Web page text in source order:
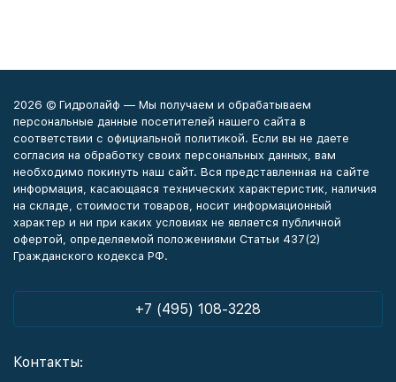
2026 © Гидролайф — Мы получаем и обрабатываем
персональные данные посетителей нашего сайта в
соответствии с официальной политикой. Если вы не даете
согласия на обработку своих персональных данных, вам
необходимо покинуть наш сайт. Вся представленная на сайте
информация, касающаяся технических характеристик, наличия
на складе, стоимости товаров, носит информационный
характер и ни при каких условиях не является публичной
офертой, определяемой положениями Статьи 437(2)
Гражданского кодекса РФ.
+7 (495) 108-3228
Контакты: